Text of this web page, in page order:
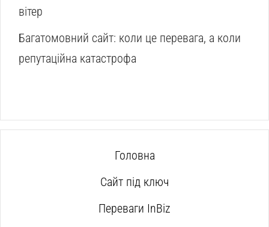
вітер
Багатомовний сайт: коли це перевага, а коли
репутаційна катастрофа
Головна
Сайт під ключ
Переваги InBiz